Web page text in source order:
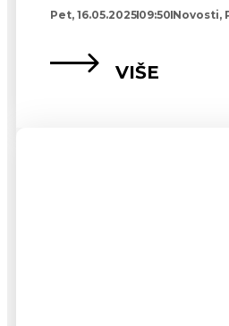
Pet, 16.05.2025 09:50 Novosti,
VIŠE